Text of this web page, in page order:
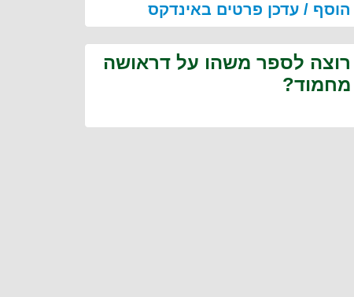
הוסף / עדכן פרטים באינדקס
רוצה לספר משהו על דראושה
מחמוד?